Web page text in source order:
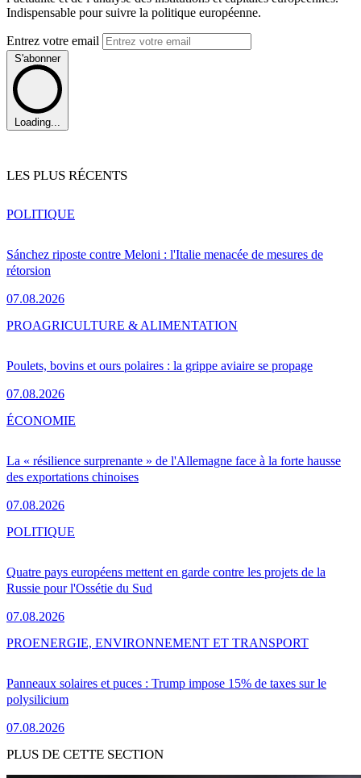
Indispensable pour suivre la politique européenne.
Entrez votre email
S'abonner
Loading...
LES PLUS RÉCENTS
Sánchez riposte contre Meloni : l'Italie menacée de mesures de
rétorsion
07.08.2026
POLITIQUE
Poulets, bovins et ours polaires : la grippe aviaire se propage
07.08.2026
PROAGRICULTURE & ALIMENTATION
La « résilience surprenante » de l'Allemagne face à la forte hausse
des exportations chinoises
07.08.2026
ÉCONOMIE
Quatre pays européens mettent en garde contre les projets de la
Russie pour l'Ossétie du Sud
07.08.2026
POLITIQUE
Panneaux solaires et puces : Trump impose 15% de taxes sur le
polysilicium
07.08.2026
PROENERGIE, ENVIRONNEMENT ET TRANSPORT
PLUS DE CETTE SECTION